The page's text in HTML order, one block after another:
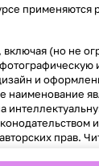
применяются
(но не
и
прав.